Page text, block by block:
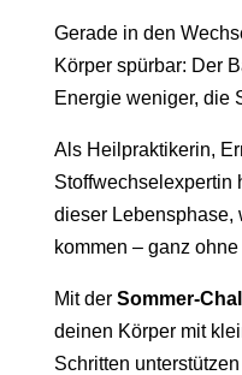
Gerade in den
Körper spürbar: Der
Energie weniger, die
Als Heilpraktikerin,
Stoffwechselexpertin
dieser Lebensphase,
kommen – ganz
Mit der Sommer-
deinen Körper mit
Schritten